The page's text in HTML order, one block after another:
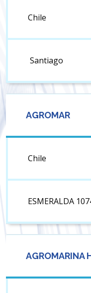
Chile
Santiago
AGROMAR
Chile
ESMERALDA
AGROMARINA